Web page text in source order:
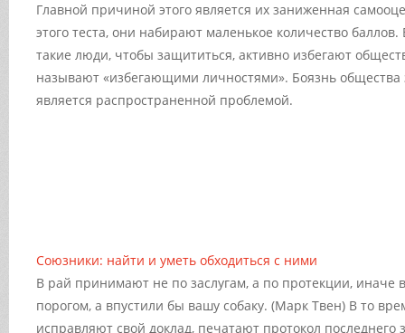
Главной причиной этого является их заниженная
этого теста, они набирают маленькое количество
такие люди, чтобы защититься, активно избегают
называют «избегающими личностями». Боязнь общества
является распространенной проблемой.
Союзники: найти и уметь обходиться с ними
В рай принимают не по заслугам, а по протекции, иначе
порогом, а впустили бы вашу собаку. (Марк Твен) В то
исправляют свой доклад, печатают протокол